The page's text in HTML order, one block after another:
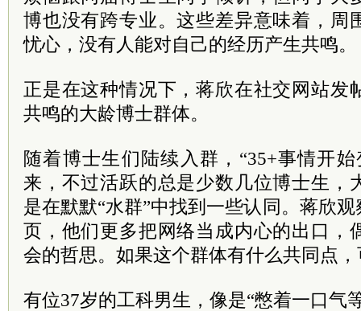
博也没有跨专业。这些差异意味着，周
忧心，没有人能对自己的经历产生共鸣。
正是在这种情况下，蒋欣在社交网站发
共鸣的大龄博士群体。
随着博士生们陆续入群，“35+事情开
来，不过活跃的总是少数几位博士生，
是在默默“水群”中找到一些认同。蒋欣
页，他们更多把网络当成内心的出口，
会的哲思。如果这个群体有什么共同点
有位37岁的工科男生，像是“憋着一口气